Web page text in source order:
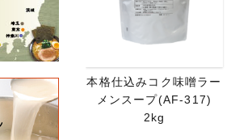
本格仕込みコク味噌ラー
メンスープ(AF-317)
2kg